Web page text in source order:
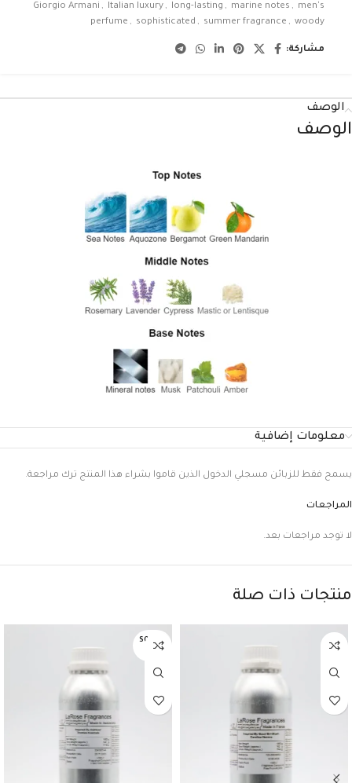
Giorgio Armani , Italian luxury , long-lasting , marine notes , men's
perfume , sophisticated , summer fragrance , woody
مشاركة:
الوصف
الوصف
معلومات إضافية
المراجعات
لا توجد مراجعات بعد.
يسمح فقط للزبائن مسجلي الدخول الذين قاموا بشراء هذا المنتج ترك مراجعة.
منتجات ذات صلة
SOLD O
UT